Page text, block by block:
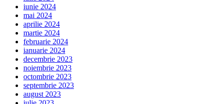
iunie 2024
mai 2024
aprilie 2024
martie 2024
februarie 2024
ianuarie 2024
decembrie 2023
noiembrie 2023
octombrie 2023
septembrie 2023
august 2023